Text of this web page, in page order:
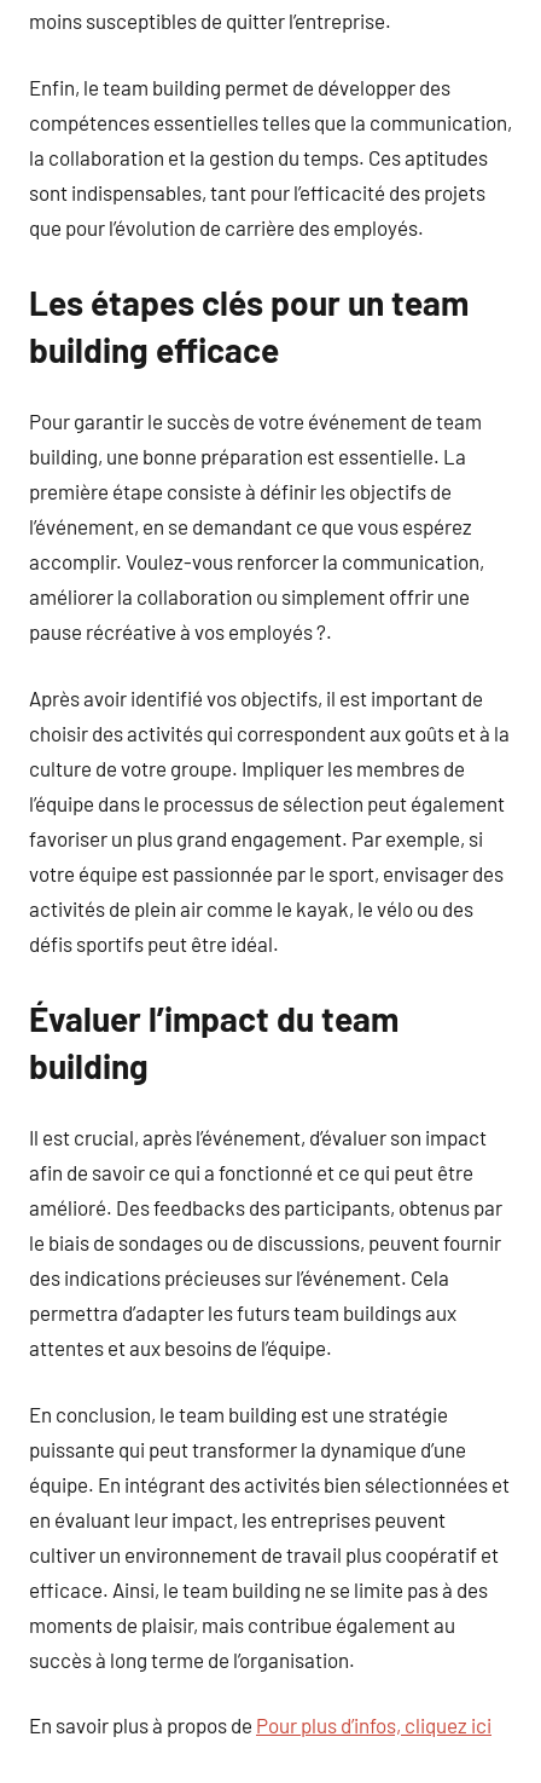
moins susceptibles de quitter l’entreprise.
Enfin, le team building permet de développer des
compétences essentielles telles que la communication,
la collaboration et la gestion du temps. Ces aptitudes
sont indispensables, tant pour l’efficacité des projets
que pour l’évolution de carrière des employés.
Les étapes clés pour un team
building efficace
Pour garantir le succès de votre événement de team
building, une bonne préparation est essentielle. La
première étape consiste à définir les objectifs de
l’événement, en se demandant ce que vous espérez
accomplir. Voulez-vous renforcer la communication,
améliorer la collaboration ou simplement offrir une
pause récréative à vos employés ?.
Après avoir identifié vos objectifs, il est important de
choisir des activités qui correspondent aux goûts et à la
culture de votre groupe. Impliquer les membres de
l’équipe dans le processus de sélection peut également
favoriser un plus grand engagement. Par exemple, si
votre équipe est passionnée par le sport, envisager des
activités de plein air comme le kayak, le vélo ou des
défis sportifs peut être idéal.
Évaluer l’impact du team
building
Il est crucial, après l’événement, d’évaluer son impact
afin de savoir ce qui a fonctionné et ce qui peut être
amélioré. Des feedbacks des participants, obtenus par
le biais de sondages ou de discussions, peuvent fournir
des indications précieuses sur l’événement. Cela
permettra d’adapter les futurs team buildings aux
attentes et aux besoins de l’équipe.
En conclusion, le team building est une stratégie
puissante qui peut transformer la dynamique d’une
équipe. En intégrant des activités bien sélectionnées et
en évaluant leur impact, les entreprises peuvent
cultiver un environnement de travail plus coopératif et
efficace. Ainsi, le team building ne se limite pas à des
moments de plaisir, mais contribue également au
succès à long terme de l’organisation.
En savoir plus à propos de Pour plus d’infos, cliquez ici